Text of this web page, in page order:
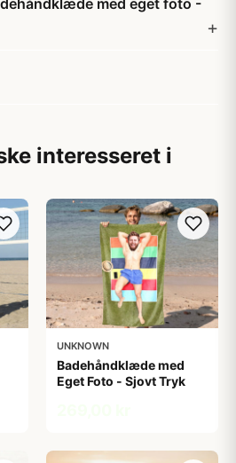
med eget foto -
interesseret i
UNKNOWN
Badehåndklæde med
Eget Foto - Sjovt Tryk